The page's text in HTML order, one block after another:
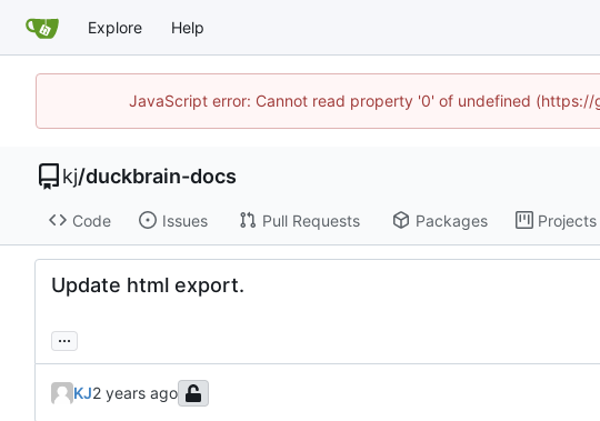
Explore Help
JavaScript error: Cannot read property '0' of undefined
kj/duckbrain-docs
Code Issues Pull Requests Packages Projects
Update html export.
...
KJ